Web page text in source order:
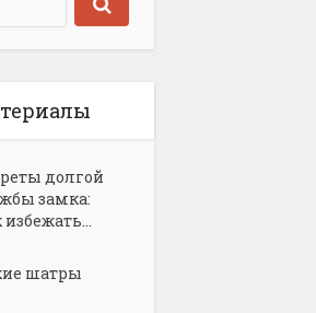
долгой
замка:
избежать...
шатры